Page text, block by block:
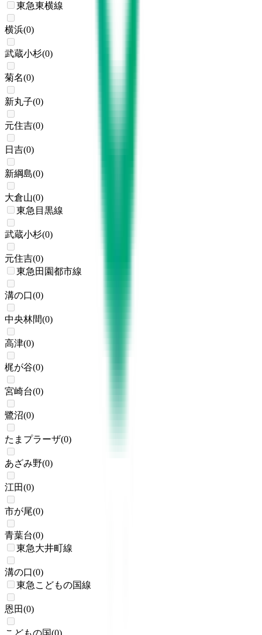
東急東横線
横浜(0)
武蔵小杉(0)
菊名(0)
新丸子(0)
元住吉(0)
日吉(0)
新綱島(0)
大倉山(0)
東急目黒線
武蔵小杉(0)
元住吉(0)
東急田園都市線
溝の口(0)
中央林間(0)
高津(0)
梶が谷(0)
宮崎台(0)
鷺沼(0)
たまプラーザ(0)
あざみ野(0)
江田(0)
市が尾(0)
青葉台(0)
東急大井町線
溝の口(0)
東急こどもの国線
恩田(0)